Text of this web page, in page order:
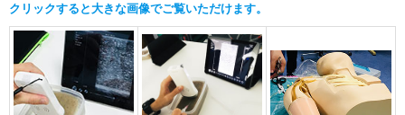
クリックすると大きな画像でご覧いただけます。